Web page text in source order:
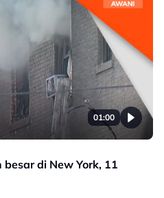
01:00
di New York, 11